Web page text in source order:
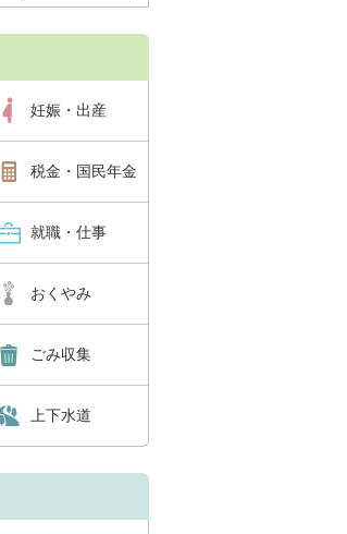
妊娠・出産
税金・国民年金
就職・仕事
おくやみ
ごみ収集
上下水道